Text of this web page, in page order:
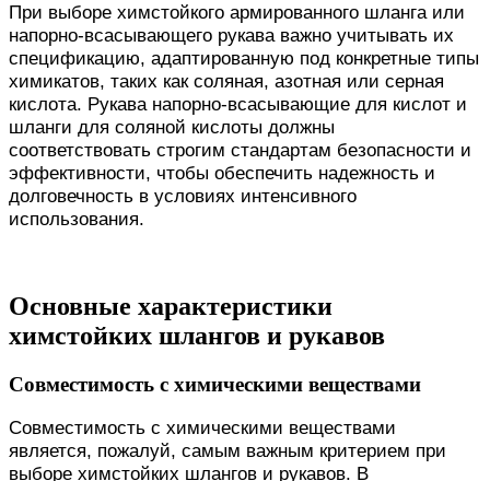
При выборе химстойкого армированного шланга или
напорно-всасывающего рукава важно учитывать их
спецификацию, адаптированную под конкретные типы
химикатов, таких как соляная, азотная или серная
кислота. Рукава напорно-всасывающие для кислот и
шланги для соляной кислоты должны
соответствовать строгим стандартам безопасности и
эффективности, чтобы обеспечить надежность и
долговечность в условиях интенсивного
использования.
Основные характеристики
химстойких шлангов и рукавов
Совместимость с химическими веществами
Совместимость с химическими веществами
является, пожалуй, самым важным критерием при
выборе химстойких шлангов и рукавов. В